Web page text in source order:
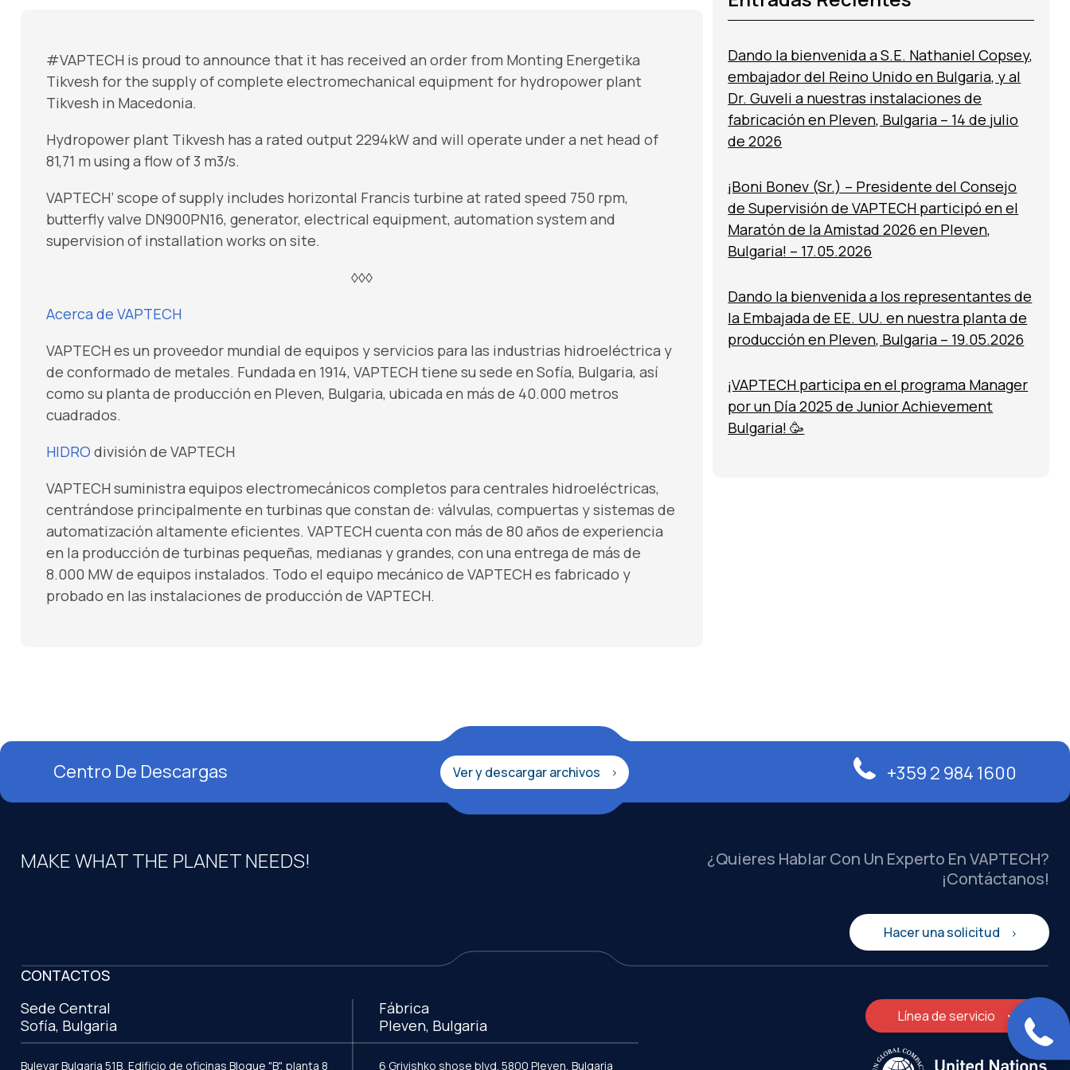
#VAPTECH is proud to announce that it has received an order from Monting Energetika
Tikvesh for the supply of complete electromechanical equipment for hydropower plant
Tikvesh in Macedonia.
Hydropower plant Tikvesh has a rated output 2294kW and will operate under a net head of
81,71 m using a flow of 3 m3/s.
VAPTECH’ scope of supply includes horizontal Francis turbine at rated speed 750 rpm,
butterfly valve DN900PN16, generator, electrical equipment, automation system and
supervision of installation works on site.
◊◊◊
Acerca de VAPTECH
VAPTECH es un proveedor mundial de equipos y servicios para las industrias hidroeléctrica y
de conformado de metales. Fundada en 1914, VAPTECH tiene su sede en Sofía, Bulgaria, así
como su planta de producción en Pleven, Bulgaria, ubicada en más de 40.000 metros
cuadrados.
HIDRO división de VAPTECH
VAPTECH suministra equipos electromecánicos completos para centrales hidroeléctricas,
centrándose principalmente en turbinas que constan de: válvulas, compuertas y sistemas de
automatización altamente eficientes. VAPTECH cuenta con más de 80 años de experiencia
en la producción de turbinas pequeñas, medianas y grandes, con una entrega de más de
8.000 MW de equipos instalados. Todo el equipo mecánico de VAPTECH es fabricado y
probado en las instalaciones de producción de VAPTECH.
Dando la bienvenida a S.E. Nathaniel Copsey,
embajador del Reino Unido en Bulgaria, y al
Dr. Guveli a nuestras instalaciones de
fabricación en Pleven, Bulgaria – 14 de julio
de 2026
¡Boni Bonev (Sr.) – Presidente del Consejo
de Supervisión de VAPTECH participó en el
Maratón de la Amistad 2026 en Pleven,
Bulgaria! – 17.05.2026
Dando la bienvenida a los representantes de
la Embajada de EE. UU. en nuestra planta de
producción en Pleven, Bulgaria – 19.05.2026
¡VAPTECH participa en el programa Manager
por un Día 2025 de Junior Achievement
Bulgaria! 🥳
Centro De Descargas Ver y descargar archivos +359 2 984 1600
MAKE WHAT THE PLANET NEEDS!
¿Quieres Hablar Con Un Experto En VAPTECH?
¡Contáctanos!
Hacer una solicitud
CONTACTOS
Sede Central
Sofía, Bulgaria
Bulevar Bulgaria 51B, Edificio de oficinas Bloque "B", planta 8
Fábrica
Pleven, Bulgaria
6 Grivishko shose blvd. 5800 Pleven, Bulgaria
Línea de servicio